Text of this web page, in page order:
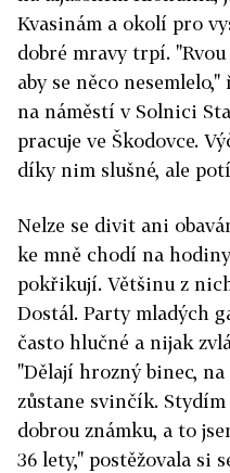
Kvasinám a okolí pro
dobré mravy trpí.
aby se něco
na náměstí v Solnici
pracuje ve Škodovce.
díky nim slušné, ale
Nelze se divit ani
ke mně chodí na
pokřikují. Většinu z
Dostál. Party mladých
často hlučné a nijak
"Dělají hrozný binec,
zůstane svinčík. Stydím
dobrou známku, a to
36 lety," postěžovala si